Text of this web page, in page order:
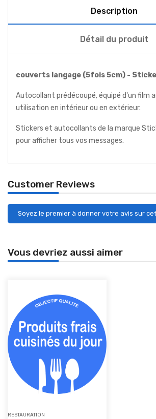
Description
Détail du produit
couverts langage (5fois 5cm) -
Autocollant prédécoupé, équipé d'un film
utilisation en intérieur ou en extérieur.
Stickers et autocollants de la marque
pour afficher tous vos messages.
Customer Reviews
Soyez le premier à donner votre avis sur
Vous devriez aussi aimer
RESTAURATION